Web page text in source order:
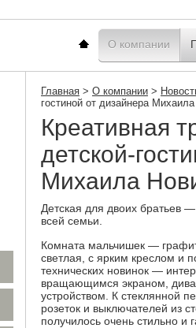
Главная
О компании
Главная > О компании >
гостиной от дизайнера
Креативная
детской-
Михаила
Детская для двоих братьев
всей семьи.
Комната мальчишек —
светлая, с ярким креслом и
технических новинок —
вращающимся экраном,
устройством. К стеклянной
розеток и выключателей из
получилось очень стильно и